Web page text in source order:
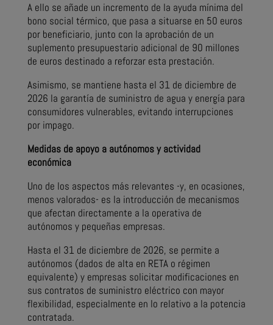
A ello se añade un incremento de la ayuda mínima del
bono social térmico, que pasa a situarse en 50 euros
por beneficiario, junto con la aprobación de un
suplemento presupuestario adicional de 90 millones
de euros destinado a reforzar esta prestación.
Asimismo, se mantiene hasta el 31 de diciembre de
2026 la garantía de suministro de agua y energía para
consumidores vulnerables, evitando interrupciones
por impago.
Medidas de apoyo a autónomos y actividad
económica
Uno de los aspectos más relevantes -y, en ocasiones,
menos valorados- es la introducción de mecanismos
que afectan directamente a la operativa de
autónomos y pequeñas empresas.
Hasta el 31 de diciembre de 2026, se permite a
autónomos (dados de alta en RETA o régimen
equivalente) y empresas solicitar modificaciones en
sus contratos de suministro eléctrico con mayor
flexibilidad, especialmente en lo relativo a la potencia
contratada.